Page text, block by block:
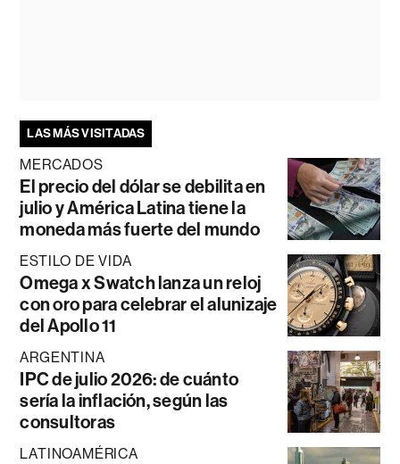
LAS MÁS VISITADAS
MERCADOS
El precio del dólar se debilita en
julio y América Latina tiene la
moneda más fuerte del mundo
ESTILO DE VIDA
Omega x Swatch lanza un reloj
con oro para celebrar el alunizaje
del Apollo 11
ARGENTINA
IPC de julio 2026: de cuánto
sería la inflación, según las
consultoras
LATINOAMÉRICA